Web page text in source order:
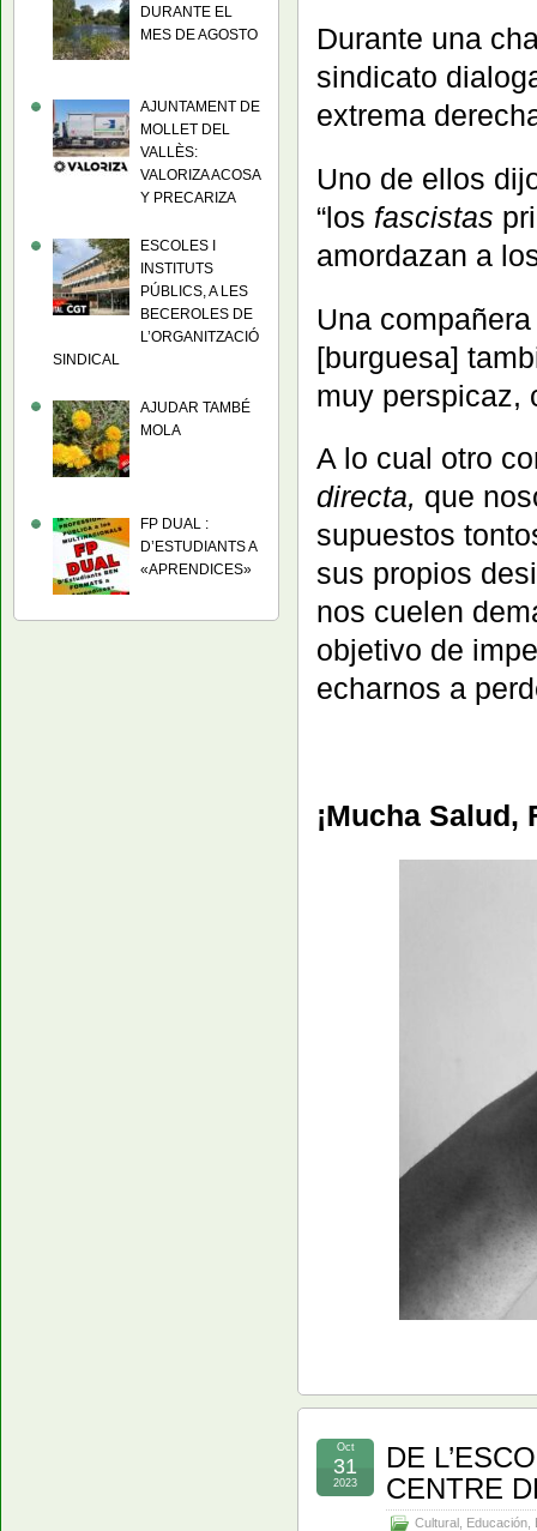
Durante una
sindicato
extrema
Uno de ellos
“los fascistas
amordazan a
Una
[burguesa]
muy perspicaz,
A lo cual otro
directa, que
supuestos
sus propios
nos cuelen
objetivo de
echarnos a
¡Mucha
DE
CENTRE
Cultural Educación
Oct
31
2023
DURANTE EL
MES DE AGOSTO
AJUNTAMENT DE
MOLLET DEL
VALLÈS:
VALORIZA ACOSA
Y PRECARIZA
ESCOLES I
INSTITUTS
PÚBLICS, A LES
BECEROLES DE
L’ORGANITZACIÓ
SINDICAL
AJUDAR TAMBÉ
MOLA
FP DUAL :
D’ESTUDIANTS A
«APRENDICES»